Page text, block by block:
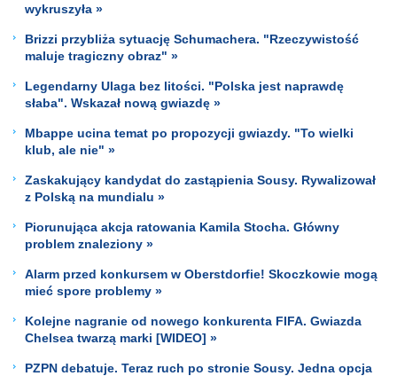
wykruszyła »
Brizzi przybliża sytuację Schumachera. "Rzeczywistość
maluje tragiczny obraz" »
Legendarny Ulaga bez litości. "Polska jest naprawdę
słaba". Wskazał nową gwiazdę »
Mbappe ucina temat po propozycji gwiazdy. "To wielki
klub, ale nie" »
Zaskakujący kandydat do zastąpienia Sousy. Rywalizował
z Polską na mundialu »
Piorunująca akcja ratowania Kamila Stocha. Główny
problem znaleziony »
Alarm przed konkursem w Oberstdorfie! Skoczkowie mogą
mieć spore problemy »
Kolejne nagranie od nowego konkurenta FIFA. Gwiazda
Chelsea twarzą marki [WIDEO] »
PZPN debatuje. Teraz ruch po stronie Sousy. Jedna opcja